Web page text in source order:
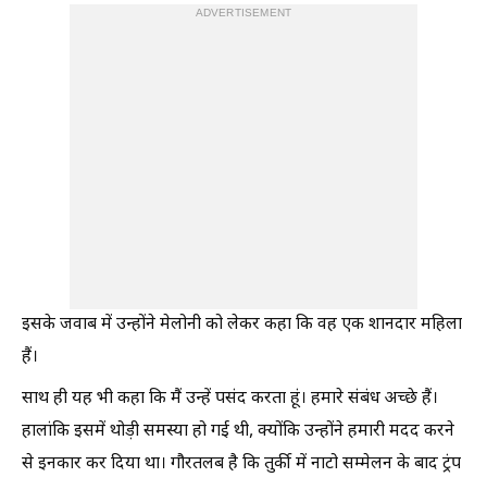
ADVERTISEMENT
इसके जवाब में उन्होंने मेलोनी को लेकर कहा कि वह एक शानदार महिला
हैं।
साथ ही यह भी कहा कि मैं उन्हें पसंद करता हूं। हमारे संबंध अच्छे हैं।
हालांकि इसमें थोड़ी समस्या हो गई थी, क्योंकि उन्होंने हमारी मदद करने
से इनकार कर दिया था। गौरतलब है कि तुर्की में नाटो सम्मेलन के बाद ट्रंप